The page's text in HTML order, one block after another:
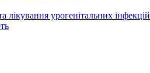
лікування урогенітальних інфекцій